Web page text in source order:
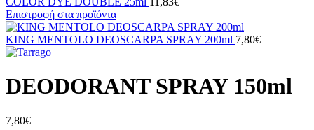
Επιστροφή στα προϊόντα
KING MENTOLO DEOSCARPA SPRAY 200ml 7,80€
DEODORANT SPRAY 150ml
7,80€